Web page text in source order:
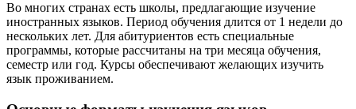
Во многих странах есть школы, предлагающие изучение
иностранных языков. Период обучения длится от 1 недели до
нескольких лет. Для абитуриентов есть специальные
программы, которые рассчитаны на три месяца обучения,
семестр или год. Курсы обеспечивают желающих изучить
язык проживанием.